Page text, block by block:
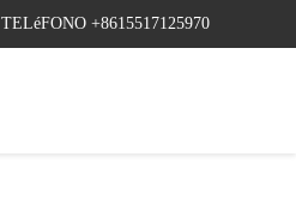
TELéFONO +8615517125970